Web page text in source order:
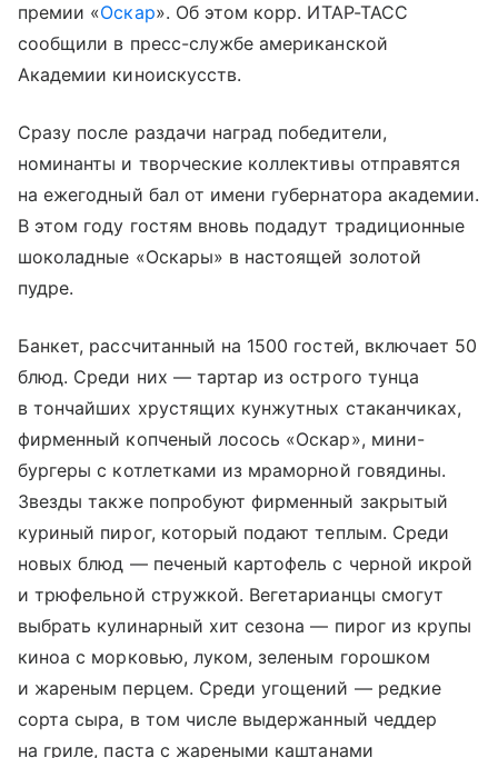
премии «Оскар». Об этом корр. ИТАР-ТАСС
сообщили в пресс-службе американской
Академии киноискусств.
Сразу после раздачи наград победители,
номинанты и творческие коллективы отправятся
на ежегодный бал от имени губернатора академии.
В этом году гостям вновь подадут традиционные
шоколадные «Оскары» в настоящей золотой
пудре.
Банкет, рассчитанный на 1500 гостей, включает 50
блюд. Среди них — тартар из острого тунца
в тончайших хрустящих кунжутных стаканчиках,
фирменный копченый лосось «Оскар», мини-
бургеры с котлетками из мраморной говядины.
Звезды также попробуют фирменный закрытый
куриный пирог, который подают теплым. Среди
новых блюд — печеный картофель с черной икрой
и трюфельной стружкой. Вегетарианцы смогут
выбрать кулинарный хит сезона — пирог из крупы
киноа с морковью, луком, зеленым горошком
и жареным перцем. Среди угощений — редкие
сорта сыра, в том числе выдержанный чеддер
на гриле, паста с жареными каштанами